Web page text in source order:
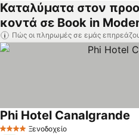
Καταλύματα στον
κοντά σε Book in
Πώς οι πληρωμές σε εμάς
4 ΑστέριαΞενοδοχείο
Phi Hotel Canalgrande